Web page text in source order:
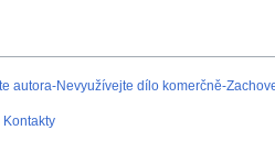
autora-Nevyužívejte dílo komerčně-
Kontakty